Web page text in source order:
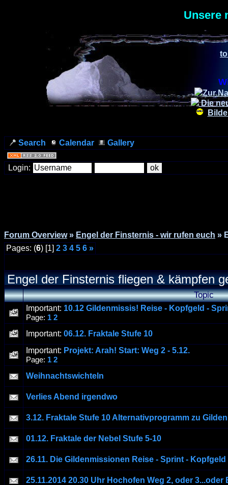
Unsere
Zur
Die
Search Calendar Gallery
Login:
Forum Overview » Engel der Finsternis - wir rufen euch »
Pages: (6) [1] 2 3 4 5 6 »
Engel der Finsternis fliegen & kämpfen
Topic
Important: 10.12 Gildenmissis! Reise - Kopfgeld -
Page: 1 2
Important: 06.12. Fraktale Stufe 10
Important: Projekt: Arah! Start: Weg 2 - 5.12.
Page: 1 2
Weihnachtswichteln
Verlies Abend irgendwo
3.12. Fraktale Stufe 10 Alternativprogramm zu
01.12. Fraktale der Nebel Stufe 5-10
26.11. Die Gildenmissionen Reise - Sprint - Kopfgeld
25.11.2014 20.30 Uhr Hochofen Weg 2, oder 3...oder